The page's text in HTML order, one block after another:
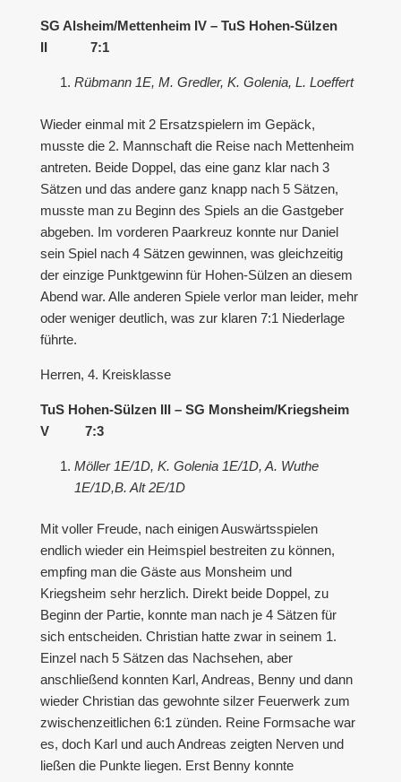
SG Alsheim/Mettenheim IV – TuS Hohen-Sülzen
II 7:1
Rübmann 1E, M. Gredler, K. Golenia, L. Loeffert
Wieder einmal mit 2 Ersatzspielern im Gepäck,
musste die 2. Mannschaft die Reise nach Mettenheim
antreten. Beide Doppel, das eine ganz klar nach 3
Sätzen und das andere ganz knapp nach 5 Sätzen,
musste man zu Beginn des Spiels an die Gastgeber
abgeben. Im vorderen Paarkreuz konnte nur Daniel
sein Spiel nach 4 Sätzen gewinnen, was gleichzeitig
der einzige Punktgewinn für Hohen-Sülzen an diesem
Abend war. Alle anderen Spiele verlor man leider, mehr
oder weniger deutlich, was zur klaren 7:1 Niederlage
führte.
Herren, 4. Kreisklasse
TuS Hohen-Sülzen III – SG Monsheim/Kriegsheim
V 7:3
Möller 1E/1D, K. Golenia 1E/1D, A. Wuthe
1E/1D,B. Alt 2E/1D
Mit voller Freude, nach einigen Auswärtsspielen
endlich wieder ein Heimspiel bestreiten zu können,
empfing man die Gäste aus Monsheim und
Kriegsheim sehr herzlich. Direkt beide Doppel, zu
Beginn der Partie, konnte man nach je 4 Sätzen für
sich entscheiden. Christian hatte zwar in seinem 1.
Einzel nach 5 Sätzen das Nachsehen, aber
anschließend konnten Karl, Andreas, Benny und dann
wieder Christian das gewohnte silzer Feuerwerk zum
zwischenzeitlichen 6:1 zünden. Reine Formsache war
es, doch Karl und auch Andreas zeigten Nerven und
ließen die Punkte liegen. Erst Benny konnte